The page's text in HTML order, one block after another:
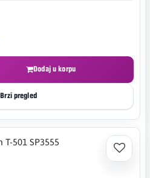
Dodaj u korpu
Brzi pregled